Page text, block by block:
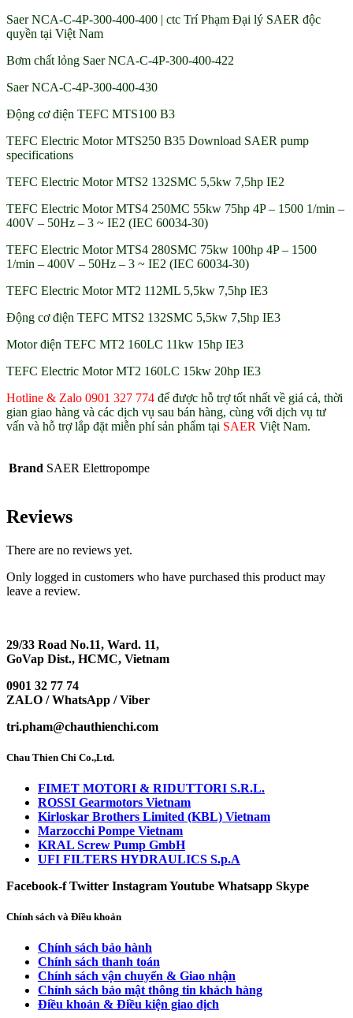
Saer NCA-C-4P-300-400-400 | ctc Trí Phạm Đại lý SAER độc
quyền tại Việt Nam
Bơm chất lỏng Saer NCA-C-4P-300-400-422
Saer NCA-C-4P-300-400-430
Động cơ điện TEFC MTS100 B3
TEFC Electric Motor MTS250 B35 Download SAER pump
specifications
TEFC Electric Motor MTS2 132SMC 5,5kw 7,5hp IE2
TEFC Electric Motor MTS4 250MC 55kw 75hp 4P – 1500 1/min –
400V – 50Hz – 3 ~ IE2 (IEC 60034-30)
TEFC Electric Motor MTS4 280SMC 75kw 100hp 4P – 1500
1/min – 400V – 50Hz – 3 ~ IE2 (IEC 60034-30)
TEFC Electric Motor MT2 112ML 5,5kw 7,5hp IE3
Động cơ điện TEFC MTS2 132SMC 5,5kw 7,5hp IE3
Motor điện TEFC MT2 160LC 11kw 15hp IE3
TEFC Electric Motor MT2 160LC 15kw 20hp IE3
Hotline & Zalo 0901 327 774 để được hỗ trợ tốt nhất về giá cả, thời
gian giao hàng và các dịch vụ sau bán hàng, cùng với dịch vụ tư
vấn và hỗ trợ lắp đặt miễn phí sản phẩm tại SAER Việt Nam.
Brand SAER Elettropompe
Reviews
There are no reviews yet.
Only logged in customers who have purchased this product may
leave a review.
29/33 Road No.11, Ward. 11,
GoVap Dist., HCMC, Vietnam
0901 32 77 74
ZALO / WhatsApp / Viber
tri.pham@chauthienchi.com
Chau Thien Chi Co.,Ltd.
FIMET MOTORI & RIDUTTORI S.R.L.
ROSSI Gearmotors Vietnam
Kirloskar Brothers Limited (KBL) Vietnam
Marzocchi Pompe Vietnam
KRAL Screw Pump GmbH
UFI FILTERS HYDRAULICS S.p.A
Facebook-f Twitter InstagramYoutube Whatsapp Skype
Chính sách và Điều khoản
Chính sách bảo hành
Chính sách thanh toán
Chính sách vận chuyển & Giao nhận
Chính sách bảo mật thông tin khách hàng
Điều khoản & Điều kiện giao dịch